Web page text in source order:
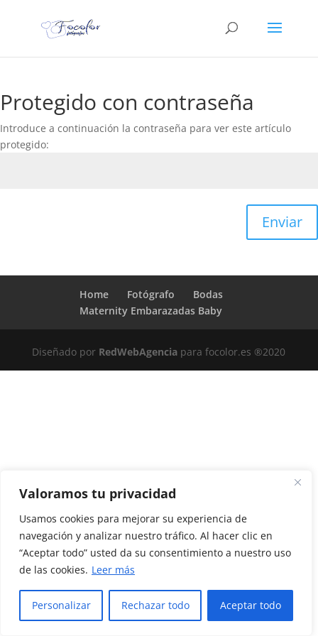
Valoramos tu privacidad
Usamos cookies para mejorar su experiencia de
navegación y analizar nuestro tráfico. Al hacer clic en
“Aceptar todo” usted da su consentimiento a nuestro uso
de las cookies. Leer más
Personalizar Rechazar todo Aceptar todo
Protegido con contraseña
Introduce a continuación la contraseña para ver este artículo
protegido:
Enviar
Home Fotógrafo
Bodas
Maternity Embarazadas Baby
Diseñado por RedWebAgencia para focolor.es ®2020